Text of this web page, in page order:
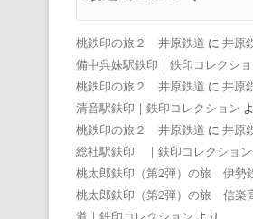
桃鉄印の旅２ 井原鉄道 に 井原
備中呉妹駅鉄印 | 鉄印コレクシ
桃鉄印の旅２ 井原鉄道 に 井原
清音駅鉄印 | 鉄印コレクション
桃鉄印の旅２ 井原鉄道 に 井原
総社駅鉄印 | 鉄印コレクション
桃太郎鉄印（第2弾）の旅 伊勢
桃太郎鉄印（第2弾）の旅 信楽